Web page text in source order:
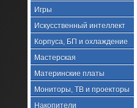
Игры
Искусственный интеллект
Корпуса, БП и охлаждение
Мастерская
Материнские платы
Мониторы, ТВ и проекторы
Накопители